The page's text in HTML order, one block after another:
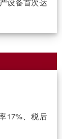
17%、税后